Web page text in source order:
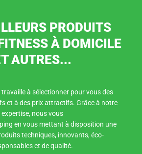
PRODUITS
À DOMICILE
AUTRES...
à sélectionner pour vous des
et à des prix attractifs. Grâce à notre
expertise, nous vous
en vous mettant à disposition une
techniques, innovants, éco-
et de qualité.